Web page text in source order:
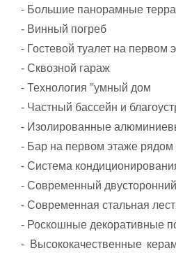
- Большие панорамные
- Винный погреб
- Гостевой туалет на первом
- Сквозной гараж
- Технология "умный дом
- Частный бассейн и
- Изолированные
- Бар на первом этаже рядом
- Система
- Современный
- Современная стальная
- Роскошные декоративные
- Высококачественные